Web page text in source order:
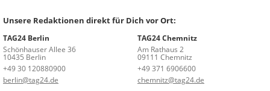
Unsere Redaktionen direkt für Dich vor Ort:
TAG24 Berlin
Schönhauser Allee 36
10435 Berlin
+49 30 120880900
berlin@tag24.de
TAG24 Chemnitz
Am Rathaus 2
09111 Chemnitz
+49 371 6906600
chemnitz@tag24.de